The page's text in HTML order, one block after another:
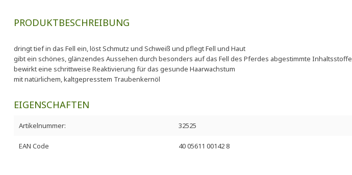
PRODUKTBESCHREIBUNG
dringt tief in das Fell ein, löst Schmutz und Schweiß und pflegt Fell und Haut
gibt ein schönes, glänzendes Aussehen durch besonders auf das Fell des Pferdes abgestimmte Inhaltsstoffe
bewirkt eine schrittweise Reaktivierung für das gesunde Haarwachstum
mit natürlichem, kaltgepresstem Traubenkernöl
EIGENSCHAFTEN
Artikelnummer: 32525
EAN Code 40 05611 00142 8